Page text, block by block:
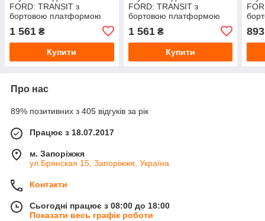
FORD: TRANSIT з
бортовою платформою
94-, RityIT автобус 94-00,
TRANSIT фургон
1 561 ₴
Купити
FORD: TRANSIT з
бортовою платформою
94-, RityIT автобус 94-00,
TRANSIT фургон
1 561₴
Купити
94,
893
Про нас
89% позитивних з 405 відгуків за рік
Працює з 18.07.2017
м. Запоріжжя
ул.Брянская 15, Запоріжжя, Україна
Контакти
Сьогодні працює з 08:00 до 18:00
Показати весь графік роботи